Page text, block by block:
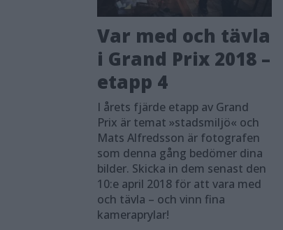
Var med och tävla
i Grand Prix 2018 –
etapp 4
I årets fjärde etapp av Grand
Prix är temat »stadsmiljö« och
Mats Alfredsson är fotografen
som denna gång bedömer dina
bilder. Skicka in dem senast den
10:e april 2018 för ­att vara med
och tävla – och vinn fina
kameraprylar!